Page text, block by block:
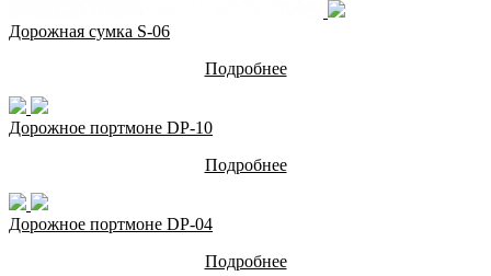
Дорожная сумка S-06
Подробнее
Дорожное портмоне DP-10
Подробнее
Дорожное портмоне DP-04
Подробнее